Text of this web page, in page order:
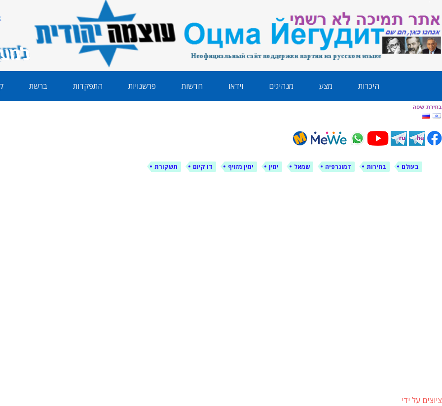
לימין עוצמה יהודית
היכרות מצע מנהיגים וידאו חדשות פרשנויות התפקדות ברשת
בעולם בחירות דמוגרפיה שמאל ימין ימין מזויף דו קיום תשקורת
ציוצים על ידי